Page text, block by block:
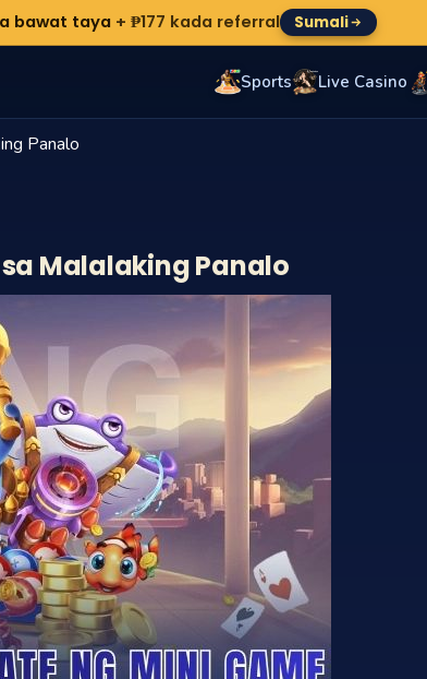
bawat taya + ₱177 kada referral Sumali
Sports Live Casino
Panalo
Malalaking Panalo